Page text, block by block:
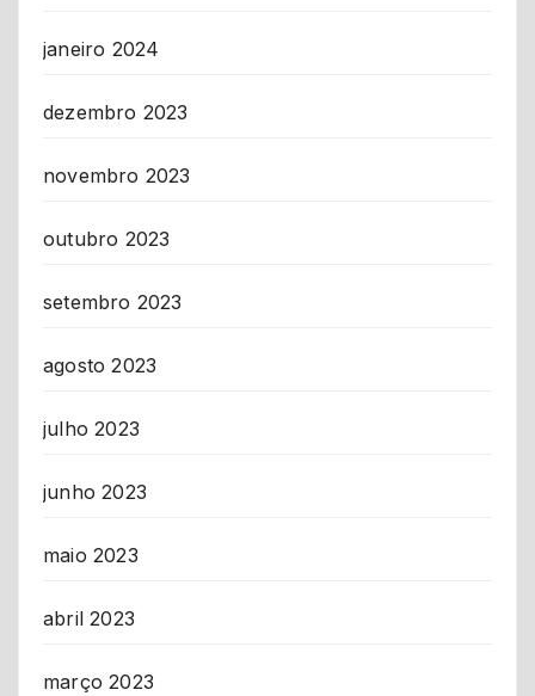
janeiro 2024
dezembro 2023
novembro 2023
outubro 2023
setembro 2023
agosto 2023
julho 2023
junho 2023
maio 2023
abril 2023
março 2023